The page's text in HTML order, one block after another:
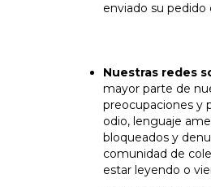
enviado su pedido
Nuestras redes
mayor parte de
preocupaciones y
odio, lenguaje
bloqueados y
comunidad de
estar leyendo o